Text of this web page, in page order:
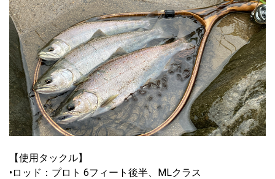
【使用タックル】
•ロッド：プロト 6フィート後半、MLクラス